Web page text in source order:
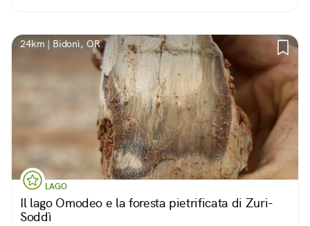
24km | Bidonì, OR
LAGO
Il lago Omodeo e la foresta pietrificata di Zuri-
Soddì